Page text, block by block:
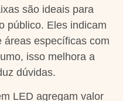
são ideais para
público. Eles indicam
áreas específicas com
isso melhora a
dúvidas.
LED agregam valor